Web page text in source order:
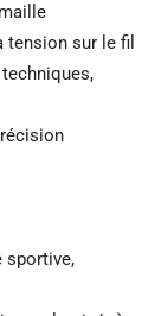
tension sur le fil
sportive,